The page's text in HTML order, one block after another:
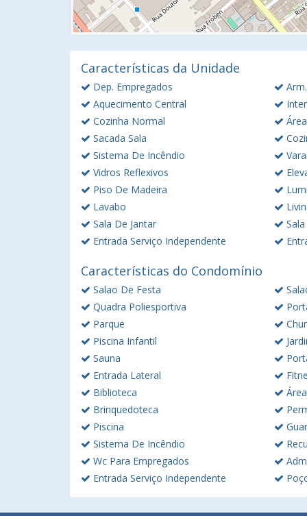
Características da Unidade
Dep. Empregados
Aquecimento Central
Cozinha Normal
Sacada Sala
Sistema De Incêndio
Vidros Reflexivos
Piso De Madeira
Lavabo
Sala De Jantar
Entrada Serviço Independente
Características do Condomínio
Salao De Festa
Quadra Poliesportiva
Parque
Piscina Infantil
Sauna
Entrada Lateral
Biblioteca
Brinquedoteca
Piscina
Sistema De Incêndio
Wc Para Empregados
Entrada Serviço Independente